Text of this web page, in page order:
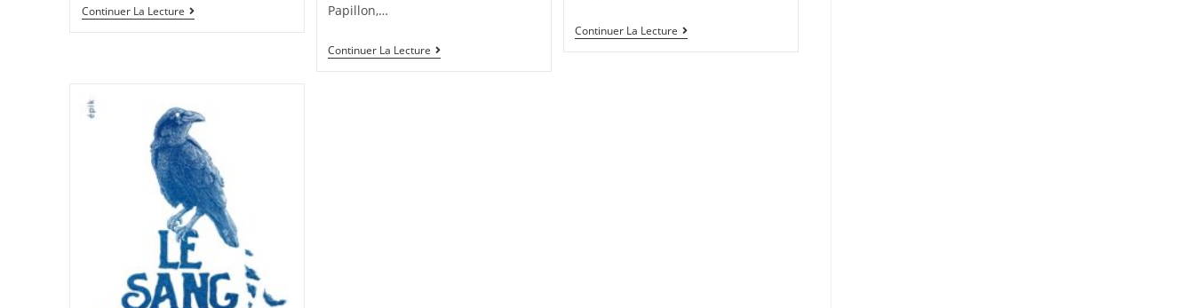
Continuer La Lecture
Papillon,…
Continuer La Lecture
Continuer La Lecture